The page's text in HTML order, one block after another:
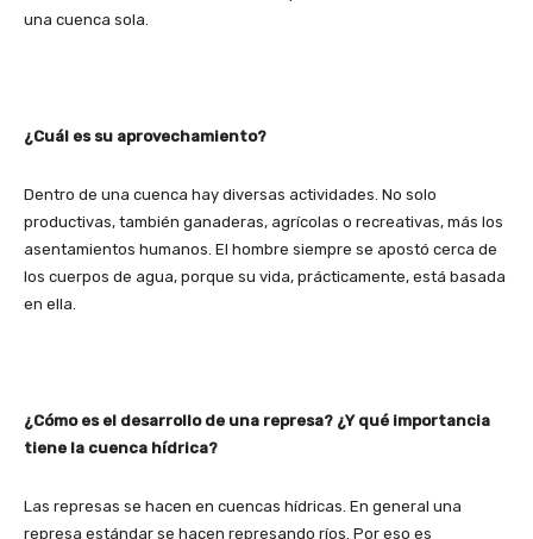
una cuenca sola.
¿Cuál es su aprovechamiento?
Dentro de una cuenca hay diversas actividades. No solo
productivas, también ganaderas, agrícolas o recreativas, más los
asentamientos humanos. El hombre siempre se apostó cerca de
los cuerpos de agua, porque su vida, prácticamente, está basada
en ella.
¿Cómo es el desarrollo de una represa? ¿Y qué importancia
tiene la cuenca hídrica?
Las represas se hacen en cuencas hídricas. En general una
represa estándar se hacen represando ríos. Por eso es